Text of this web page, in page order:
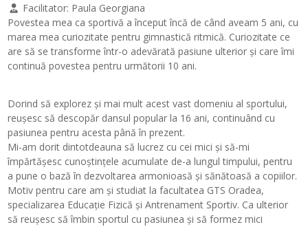
Facilitator: Paula Georgiana
Povestea mea ca sportivă a început încă de când aveam 5 ani, cu
marea mea curiozitate pentru gimnastică ritmică. Curiozitate ce
are să se transforme într-o adevărată pasiune ulterior și care îmi
continuă povestea pentru următorii 10 ani.
Dorind să explorez și mai mult acest vast domeniu al sportului,
reușesc să descopăr dansul popular la 16 ani, continuând cu
pasiunea pentru acesta până în prezent.
Mi-am dorit dintotdeauna să lucrez cu cei mici și să-mi
împărtășesc cunoștințele acumulate de-a lungul timpului, pentru
a pune o bază în dezvoltarea armonioasă și sănătoasă a copiilor.
Motiv pentru care am și studiat la facultatea GTS Oradea,
specializarea Educație Fizică și Antrenament Sportiv. Ca ulterior
să reușesc să îmbin sportul cu pasiunea și să formez mici